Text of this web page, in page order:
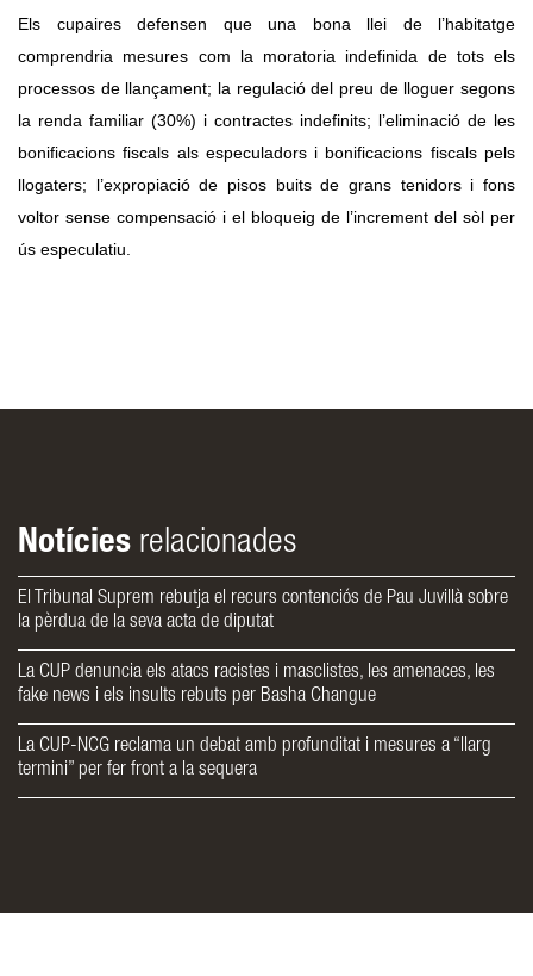
Els cupaires defensen que una bona llei de l’habitatge
comprendria mesures com la moratoria indefinida de tots els
processos de llançament; la regulació del preu de lloguer segons
la renda familiar (30%) i contractes indefinits; l’eliminació de les
bonificacions fiscals als especuladors i bonificacions fiscals pels
llogaters; l’expropiació de pisos buits de grans tenidors i fons
voltor sense compensació i el bloqueig de l’increment del sòl per
ús especulatiu.
Notícies relacionades
El Tribunal Suprem rebutja el recurs contenciós de Pau Juvillà sobre
la pèrdua de la seva acta de diputat
La CUP denuncia els atacs racistes i masclistes, les amenaces, les
fake news i els insults rebuts per Basha Changue
La CUP-NCG reclama un debat amb profunditat i mesures a “llarg
termini” per fer front a la sequera